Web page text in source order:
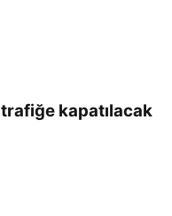
trafiğe kapatılacak